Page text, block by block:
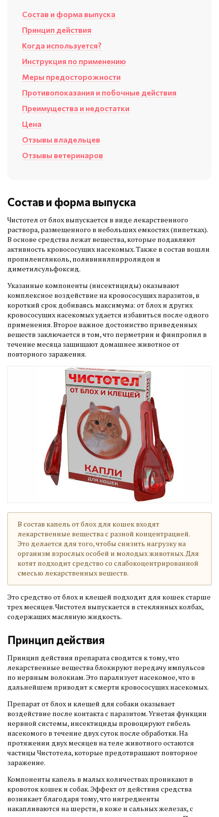
Состав и форма выпуска
Принцип действия
Когда используется?
Инструкция по применению
Меры предосторожности
Противопоказания и побочные действия
Преимущества и недостатки
Цена
Отзывы владельцев
Отзывы ветеринаров
Состав и форма выпуска
Чистотел от блох выпускается в виде лекарственного
раствора, размещенного в небольших емкостях (пипетках).
В основе средства лежат вещества, которые подавляют
активность кровососущих насекомых. Также в состав вошли
пропиленгликоль, поливинилпирролидон и
диметилсульфоксид.
Указанные компоненты (инсектициды) оказывают
комплексное воздействие на кровососущих паразитов, в
короткий срок добиваясь максимума: от блох и других
кровососущих насекомых удается избавиться после одного
применения. Второе важное достоинство приведенных
веществ заключается в том, что перметрин и финпропил в
течение месяца защищают домашнее животное от
повторного заражения.
В состав капель от блох для кошек входят
лекарственные вещества с разной концентрацией.
Это делается для того, чтобы снизить нагрузку на
организм взрослых особей и молодых животных. Для
котят подходит средство со слабокоцентрированной
смесью лекарственных веществ.
Это средство от блох и клещей подходит для кошек старше
трех месяцев. Чистотел выпускается в стеклянных колбах,
содержащих масляную жидкость.
Принцип действия
Принцип действия препарата сводится к тому, что
лекарственные вещества блокируют передачу импульсов
по нервным волокнам. Это парализует насекомое, что в
дальнейшем приводит к смерти кровососущих насекомых.
Препарат от блох и клещей для собаки оказывает
воздействие после контакта с паразитом. Угнетая функции
нервной системы, инсектициды провоцируют гибель
насекомого в течение двух суток после обработки. На
протяжении двух месяцев на теле животного остаются
частицы Чистотела, которые предотвращают повторное
заражение.
Компоненты капель в малых количествах проникают в
кровоток кошек и собак. Эффект от действия средства
возникает благодаря тому, что ингредиенты
накапливаются на шерсти, в коже и сальных железах, с